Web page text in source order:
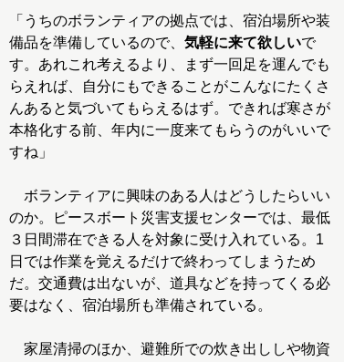
「うちのボランティアの拠点では、宿泊場所や装
備品を準備しているので、 気軽に来て欲しいで
す。あれこれ考えるより、まず一回足を運んでも
らえれば、自分にもできることがこんなにたくさ
んあると気づいてもらえるはず。できれば寒さが
本格化する前、年内に一度来てもらうのがいいで
すね」
ボランティアに興味のある人はどうしたらいい
のか。ピースボート災害支援センターでは、最低
３日間滞在できる人を対象に受け入れている。1
日では作業を覚えるだけで終わってしまうため
だ。交通費は出ないが、道具などを持ってくる必
要はなく、宿泊場所も準備されている。
家屋清掃のほか、避難所での炊き出ししや物資